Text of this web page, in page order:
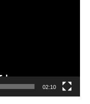
02:10